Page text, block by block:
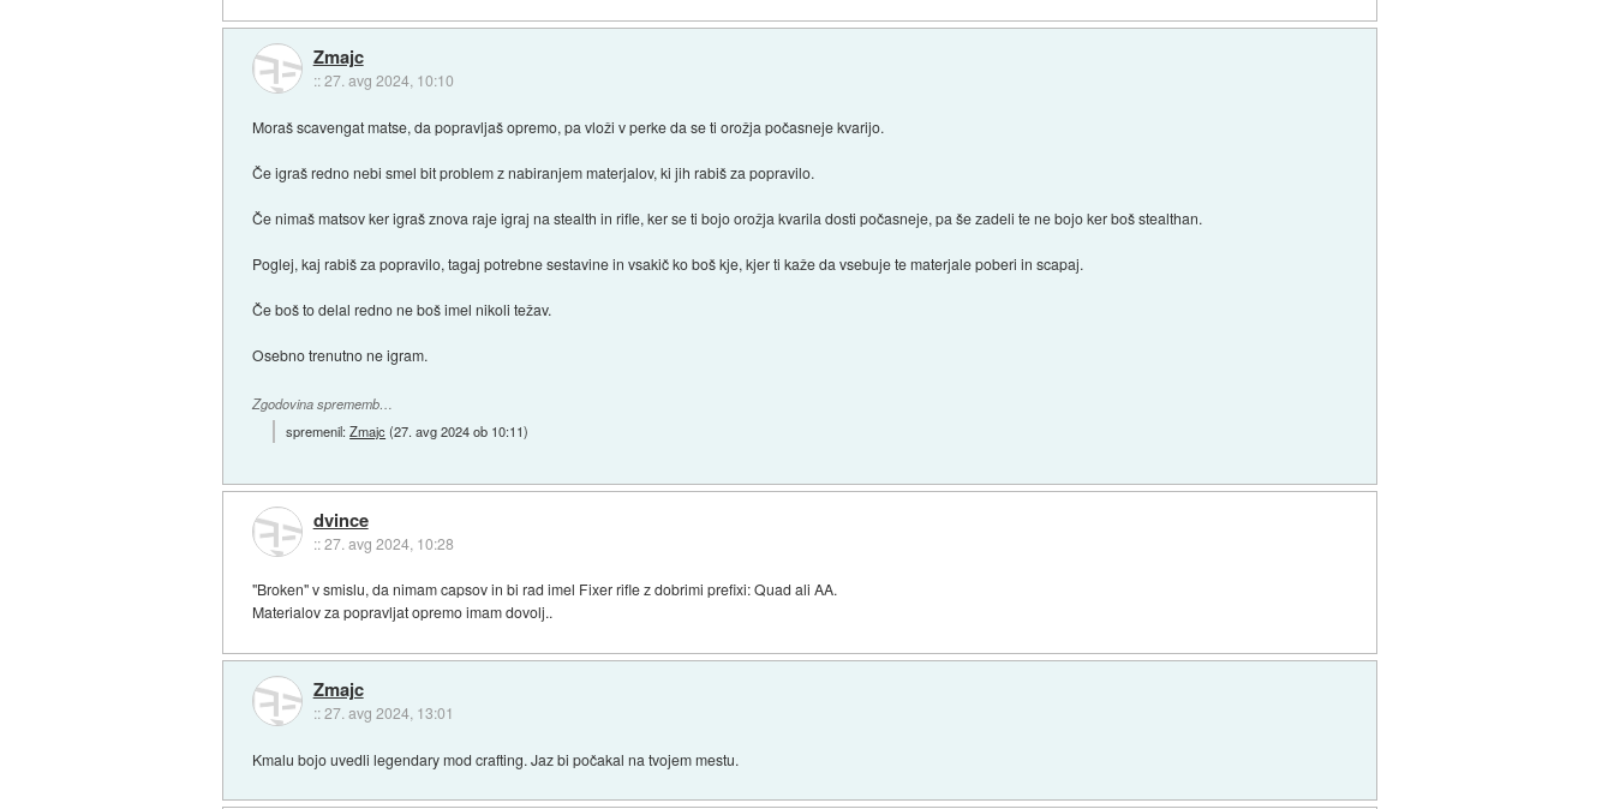
Zmajc
::27. avg 2024, 10:10
Moraš scavengat matse, da popravljaš opremo, pa vloži v perke da se ti orožja počasneje kvarijo.
Če igraš redno nebi smel bit problem z nabiranjem materjalov, ki jih rabiš za popravilo.
Če nimaš matsov ker igraš znova raje igraj na stealth in rifle, ker se ti bojo orožja kvarila dosti počasneje, pa še zadeli te ne bojo ker boš stealthan.
Poglej, kaj rabiš za popravilo, tagaj potrebne sestavine in vsakič ko boš kje, kjer ti kaže da vsebuje te materjale poberi in scapaj.
Če boš to delal redno ne boš imel nikoli težav.
Osebno trenutno ne igram.
Zgodovina sprememb…
spremenil:Zmajc (27. avg 2024 ob 10:11)
dvince
::27. avg 2024, 10:28
"Broken" v smislu, da nimam capsov in bi rad imel Fixer rifle z dobrimi prefixi: Quad ali AA.
Materialov za popravljat opremo imam dovolj..
Zmajc
::27. avg 2024, 13:01
Kmalu bojo uvedli legendary mod crafting. Jaz bi počakal na tvojem mestu.